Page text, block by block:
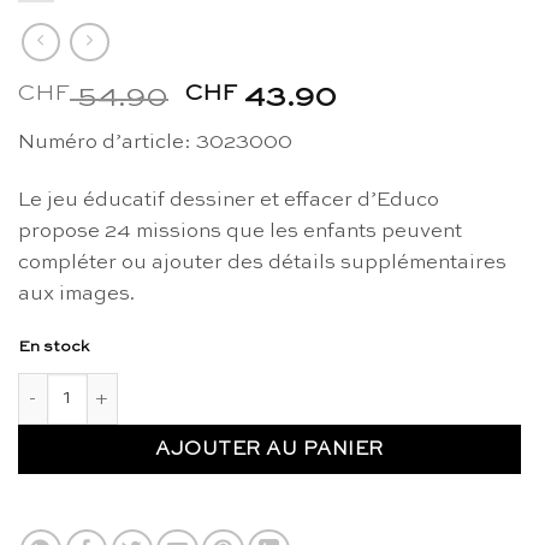
CHF54.90 Le
initial
était :
CHF 54.90.
CHF 43.90Le
est :
CHF 43.90.
Numéro d’article: 3023000
Le jeu éducatif dessiner et effacer d’Educo
propose 24 missions que les enfants peuvent
compléter ou ajouter des détails supplémentaires
aux images.
En stock
AJOUTER AU PANIER